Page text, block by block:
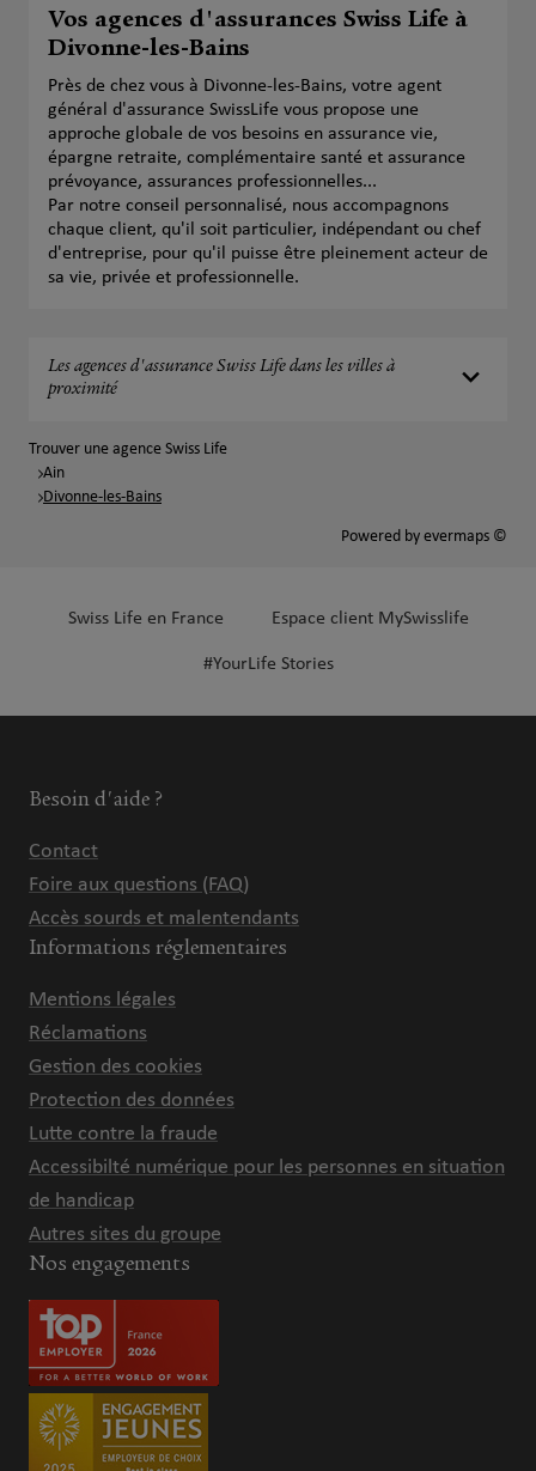
Vos agences d'assurances Swiss Life à
Divonne-les-Bains
Près de chez vous à Divonne-les-Bains, votre agent
général d'assurance SwissLife vous propose une
approche globale de vos besoins en assurance vie,
épargne retraite, complémentaire santé et assurance
prévoyance, assurances professionnelles...
Par notre conseil personnalisé, nous accompagnons
chaque client, qu'il soit particulier, indépendant ou chef
d'entreprise, pour qu'il puisse être pleinement acteur de
sa vie, privée et professionnelle.
Les agences d'assurance Swiss Life dans les villes à
proximité
Trouver une agence Swiss Life
Ain
Divonne-les-Bains
Powered by evermaps ©
Swiss Life en France Espace client MySwisslife
#YourLife Stories
Besoin d'aide ?
Contact
Foire aux questions (FAQ)
Accès sourds et malentendants
Informations réglementaires
Mentions légales
Réclamations
Gestion des cookies
Protection des données
Lutte contre la fraude
Accessibilté numérique pour les personnes en situation
de handicap
Autres sites du groupe
Nos engagements